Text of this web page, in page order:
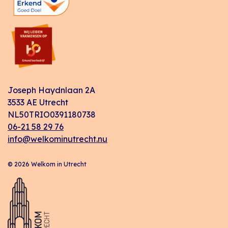
Joseph Haydnlaan 2A
3533 AE Utrecht
NL50TRIO0391180738
06-21 58 29 76
info@welkominutrecht.nu
© 2026 Welkom in Utrecht